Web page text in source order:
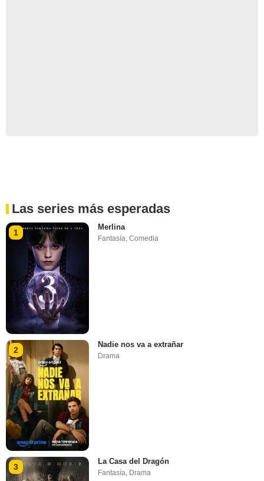
Las series más esperadas
1
Merlina
Fantasía,Comedia
2
Nadie nos va a extrañar
Drama
3
La Casa del Dragón
Fantasía, Drama